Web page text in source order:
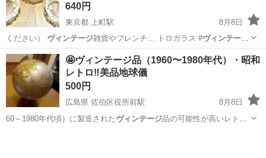
640円
東京都 上町駅
8月8日
ください） ヴィンテージ雑貨やフレンチ… トロガラス #ヴィンテージ
食器 #ガラス…
東京 世田谷区 上町駅 食器
🤩ヴィンテージ品（1960〜1980年代）・昭和
レトロ‼️美品地球儀
500円
広島県 佐伯区役所前駅
8月8日
60～1980年代頃）に製造された ヴィンテージ品の可能性が高いレトロ